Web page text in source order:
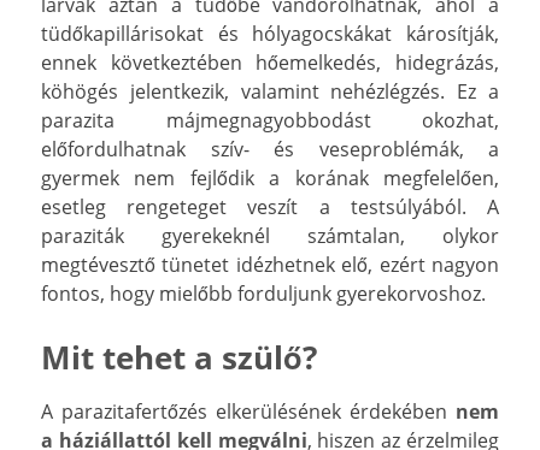
tüdőkapillárisokat és hólyagocskákat károsítják,
ennek következtében hőemelkedés, hidegrázás,
köhögés jelentkezik, valamint nehézlégzés. Ez a
parazita májmegnagyobbodást okozhat,
előfordulhatnak szív- és veseproblémák, a
gyermek nem fejlődik a korának megfelelően,
esetleg rengeteget veszít a testsúlyából. A
paraziták gyerekeknél számtalan, olykor
megtévesztő tünetet idézhetnek elő, ezért nagyon
fontos, hogy mielőbb forduljunk gyerekorvoshoz.
Mit tehet a szülő?
A parazitafertőzés elkerülésének érdekében nem
a háziállattól kell megválni, hiszen az érzelmileg